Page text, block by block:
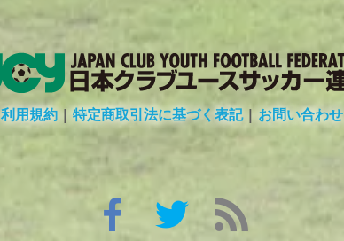
利用規約 | 特定商取引法に基づく表記|お問い合わせ